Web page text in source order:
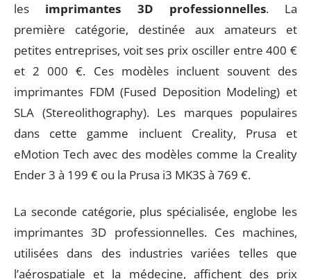
les imprimantes 3D professionnelles. La
première catégorie, destinée aux amateurs et
petites entreprises, voit ses prix osciller entre 400 €
et 2 000 €. Ces modèles incluent souvent des
imprimantes FDM (Fused Deposition Modeling) et
SLA (Stereolithography). Les marques populaires
dans cette gamme incluent Creality, Prusa et
eMotion Tech avec des modèles comme la Creality
Ender 3 à 199 € ou la Prusa i3 MK3S à 769 €.
La seconde catégorie, plus spécialisée, englobe les
imprimantes 3D professionnelles. Ces machines,
utilisées dans des industries variées telles que
l’aérospatiale et la médecine, affichent des prix